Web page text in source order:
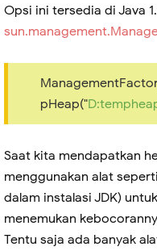
Opsi ini tersedia di Java
pHeap("
Saat kita mendapatkan
menggunakan alat
dalam instalasi JDK)
menemukan
Tentu saja ada banyak